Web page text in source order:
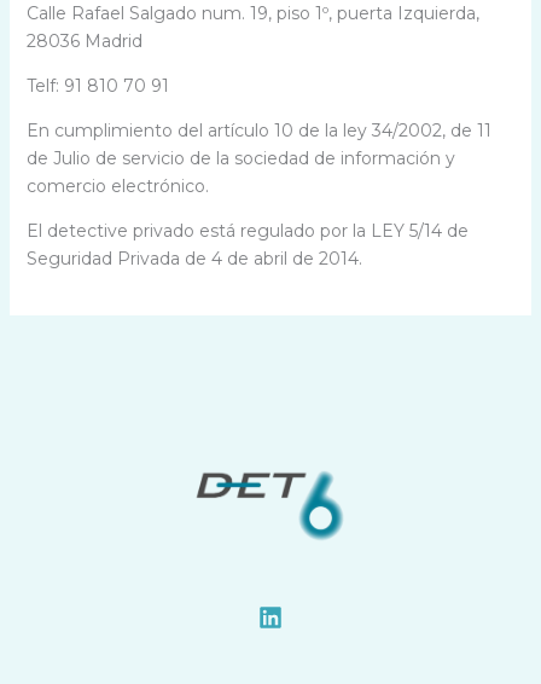
Calle Rafael Salgado num. 19, piso 1º, puerta Izquierda,
28036 Madrid
Telf: 91 810 70 91
En cumplimiento del artículo 10 de la ley 34/2002, de 11
de Julio de servicio de la sociedad de información y
comercio electrónico.
El detective privado está regulado por la LEY 5/14 de
Seguridad Privada de 4 de abril de 2014.